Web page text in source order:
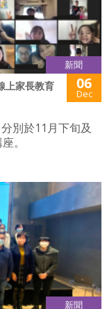
新聞
上家長教育
06
Dec
別於11月下旬及
。
新聞